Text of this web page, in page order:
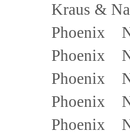
Kraus &
Phoenix
Phoenix
Phoenix
Phoenix
Phoenix